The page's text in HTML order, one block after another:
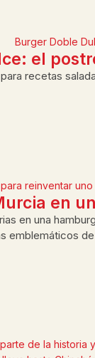
el
recetas
en
en una
emblemáticos